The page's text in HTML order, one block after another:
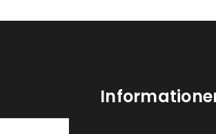
Datenschutzerklärung.